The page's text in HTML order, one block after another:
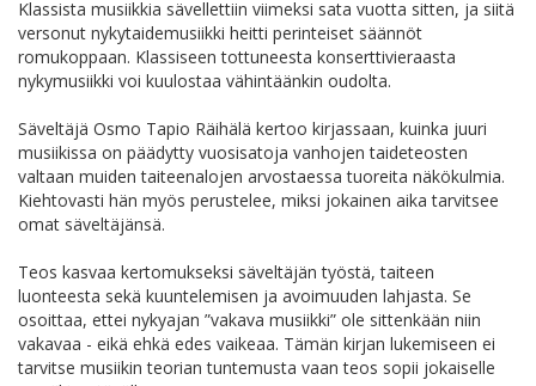
Klassista musiikkia sävellettiin viimeksi sata vuotta sitten, ja siitä
versonut nykytaidemusiikki heitti perinteiset säännöt
romukoppaan. Klassiseen tottuneesta konserttivieraasta
nykymusiikki voi kuulostaa vähintäänkin oudolta.
Säveltäjä Osmo Tapio Räihälä kertoo kirjassaan, kuinka juuri
musiikissa on päädytty vuosisatoja vanhojen taideteosten
valtaan muiden taiteenalojen arvostaessa tuoreita näkökulmia.
Kiehtovasti hän myös perustelee, miksi jokainen aika tarvitsee
omat säveltäjänsä.
Teos kasvaa kertomukseksi säveltäjän työstä, taiteen
luonteesta sekä kuuntelemisen ja avoimuuden lahjasta. Se
osoittaa, ettei nykyajan ”vakava musiikki” ole sittenkään niin
vakavaa - eikä ehkä edes vaikeaa. Tämän kirjan lukemiseen ei
tarvitse musiikin teorian tuntemusta vaan teos sopii jokaiselle